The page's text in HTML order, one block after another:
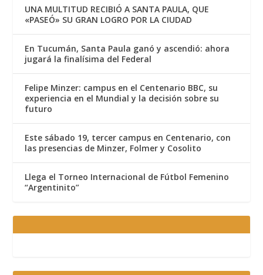
UNA MULTITUD RECIBIÓ A SANTA PAULA, QUE
«PASEÓ» SU GRAN LOGRO POR LA CIUDAD
En Tucumán, Santa Paula ganó y ascendió: ahora
jugará la finalísima del Federal
Felipe Minzer: campus en el Centenario BBC, su
experiencia en el Mundial y la decisión sobre su
futuro
Este sábado 19, tercer campus en Centenario, con
las presencias de Minzer, Folmer y Cosolito
Llega el Torneo Internacional de Fútbol Femenino
“Argentinito”